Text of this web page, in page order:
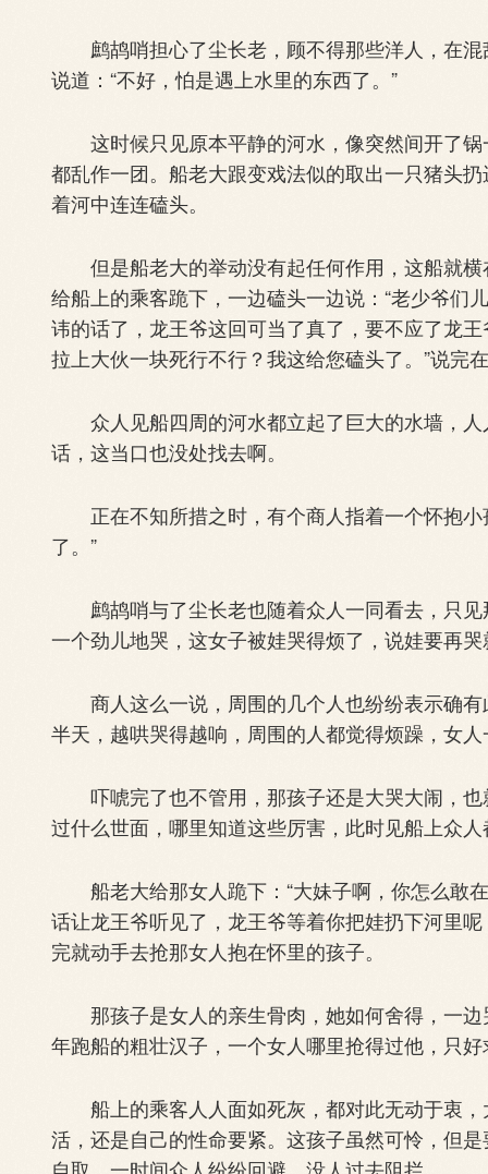
鹧鸪哨担心了尘长老，顾不得那些洋人，在混
说道：“不好，怕是遇上水里的东西了。”
这时候只见原本平静的河水，像突然间开了锅
都乱作一团。船老大跟变戏法似的取出一只猪头
着河中连连磕头。
但是船老大的举动没有起任何作用，这船就横
给船上的乘客跪下，一边磕头一边说：“老少爷们
讳的话了，龙王爷这回可当了真了，要不应了龙
拉上大伙一块死行不行？我这给您磕头了。”说完
众人见船四周的河水都立起了巨大的水墙，人
话，这当口也没处找去啊。
正在不知所措之时，有个商人指着一个怀抱
了。”
鹧鸪哨与了尘长老也随着众人一同看去，只见
一个劲儿地哭，这女子被娃哭得烦了，说娃要再
商人这么一说，周围的几个人也纷纷表示确有
半天，越哄哭得越响，周围的人都觉得烦躁，女
吓唬完了也不管用，那孩子还是大哭大闹，也
过什么世面，哪里知道这些厉害，此时见船上众
船老大给那女人跪下：“大妹子啊，你怎么敢
话让龙王爷听见了，龙王爷等着你把娃扔下河里
完就动手去抢那女人抱在怀里的孩子。
那孩子是女人的亲生骨肉，她如何舍得，一边
年跑船的粗壮汉子，一个女人哪里抢得过他，只
船上的乘客人人面如死灰，都对此无动于衷，
活，还是自己的性命要紧。这孩子虽然可怜，但
自取。一时间众人纷纷回避，没人过去阻拦。